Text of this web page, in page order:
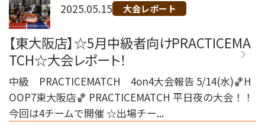
2025.05.15 大会レポート
【東大阪店】☆5月中級者向けPRACTICEMA
TCH☆大会レポート！
中級 PRACTICEMATCH 4on4大会報告 5/14(水)🏀H
OOP7東大阪店🏀 PRACTICEMATCH 平日夜の大会！！
今回は4チームで開催 ☆出場チー...